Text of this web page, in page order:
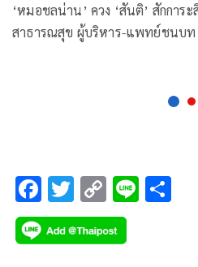
‘หมอชลน่าน’ ควง ‘สันติ’ สักการ
สาธารณสุข ผู้บริหาร-แพทย์ชนบท ตบเท้าต้อนรับ ประกาศฟื้น
F
ac
e
T
wi
tt
C
o
p
Li